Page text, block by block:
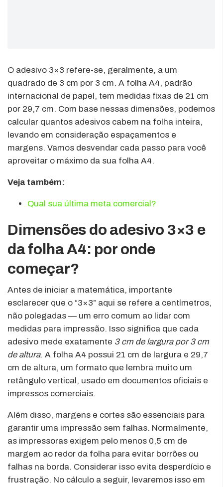
O adesivo 3×3 refere-se, geralmente, a um
quadrado de 3 cm por 3 cm. A folha A4, padrão
internacional de papel, tem medidas fixas de 21 cm
por 29,7 cm. Com base nessas dimensões, podemos
calcular quantos adesivos cabem na folha inteira,
levando em consideração espaçamentos e
margens. Vamos desvendar cada passo para você
aproveitar o máximo da sua folha A4.
Veja também:
Qual sua última meta comercial?
Dimensões do adesivo 3×3 e
da folha A4: por onde
começar?
Antes de iniciar a matemática, importante
esclarecer que o “3×3” aqui se refere a centímetros,
não polegadas — um erro comum ao lidar com
medidas para impressão. Isso significa que cada
adesivo mede exatamente 3 cm de largura por 3 cm
de altura. A folha A4 possui 21 cm de largura e 29,7
cm de altura, um formato que lembra muito um
retângulo vertical, usado em documentos oficiais e
impressos comerciais.
Além disso, margens e cortes são essenciais para
garantir uma impressão sem falhas. Normalmente,
as impressoras exigem pelo menos 0,5 cm de
margem ao redor da folha para evitar borrões ou
falhas na borda. Considerar isso evita desperdício e
frustração. No cálculo a seguir, levaremos isso em